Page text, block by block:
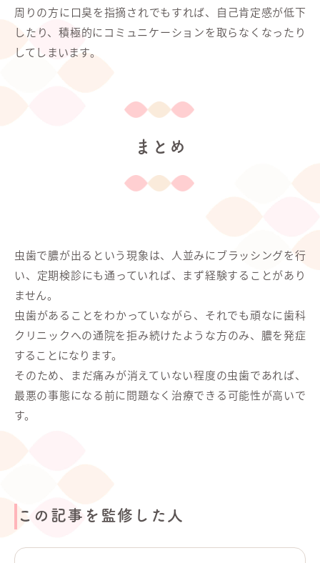
周りの方に口臭を指摘されでもすれば、自己肯定感が低下
したり、積極的にコミュニケーションを取らなくなったり
してしまいます。
まとめ
虫歯で膿が出るという現象は、人並みにブラッシングを行
い、定期検診にも通っていれば、まず経験することがあり
ません。
虫歯があることをわかっていながら、それでも頑なに歯科
クリニックへの通院を拒み続けたような方のみ、膿を発症
することになります。
そのため、まだ痛みが消えていない程度の虫歯であれば、
最悪の事態になる前に問題なく治療できる可能性が高いで
す。
この記事を監修した人